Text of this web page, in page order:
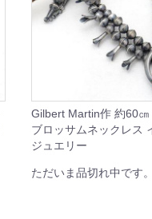
Gilbert Martin作 約60㎝
ブロッサムネックレス
ジュエリー
ただいま品切れ中です。